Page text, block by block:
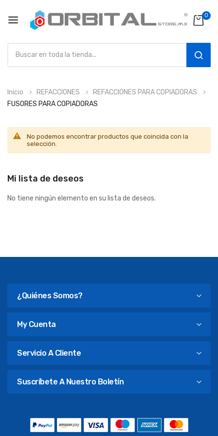
0
al
contenido
Inicio REFACCIONES
REFACCIONES PARA COPIADORAS
FUSORES PARA COPIADORAS
No podemos encontrar productos que coincida con la
selección.
Mi lista de deseos
No tiene ningún elemento en su lista de deseos.
¿Quiénes Somos?
My Cuenta
Servicio A Cliente
Suscríbete A Nuestro Boletín